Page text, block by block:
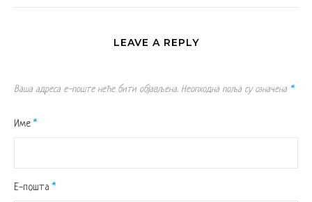
LEAVE A REPLY
Ваша адреса е-поште неће бити објављена. Неопходна поља су означена *
Име *
Е-пошта *